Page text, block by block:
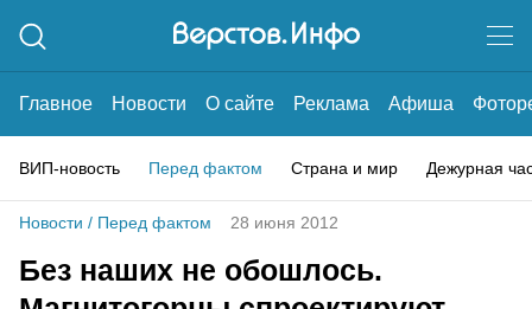
Главное Новости О сайте Реклама Афиша
ВИП-новость Перед фактом Страна и мир Дежурная
Новости / Перед фактом 28 июня 2012
Без наших не обошлось.